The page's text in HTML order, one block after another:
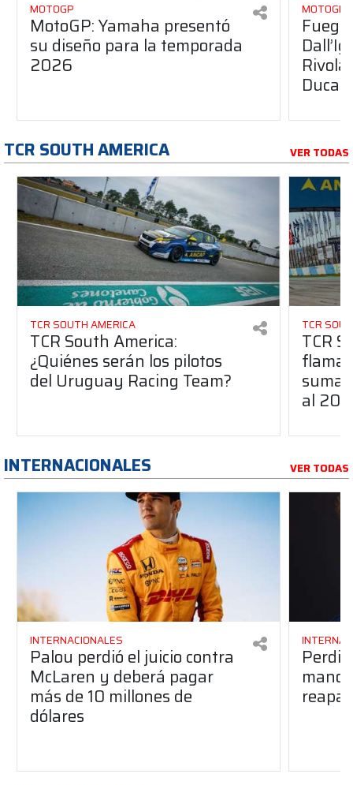
MOTOGP
MotoGP: Yamaha presentó
su diseño para la temporada
2026
MOTOGP
Ducati
TCR SOUTH AMERICA VER TODAS
TCR SOUTH AMERICA
TCR South America:
¿Quiénes serán los pilotos
del Uruguay Racing Team?
TCR
TCR
suma
al
INTERNACIONALES VER TODAS
INTERNACIONALES
Palou perdió el juicio contra
McLaren y deberá pagar
más de 10 millones de
dólares